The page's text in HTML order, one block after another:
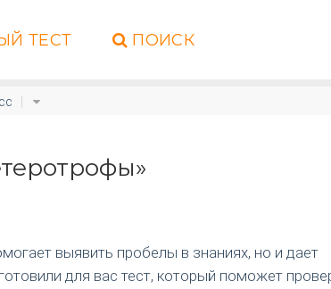
ТЕСТ ПОИСК
выявить пробелы в знаниях, но и дает
для вас тест, который поможет